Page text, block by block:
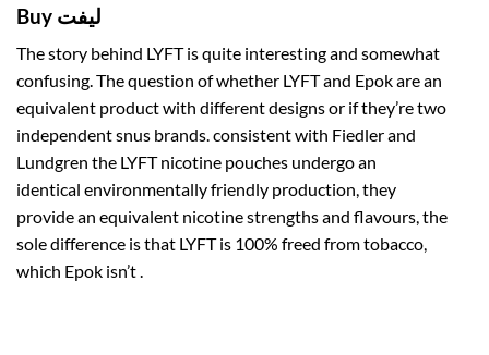
Buy ليفت
The story behind LYFTis quite interesting and somewhat
confusing. The question of whether LYFT and Epok arean
equivalent product with different designs or ifthey’retwo
independent snus brands.consistent with Fiedler and
Lundgren the LYFT nicotine pouches undergoan
identical environmentally friendly production,they
providean equivalent nicotine strengths and flavours,the
soledifference is that LYFT is 100% freed fromtobacco,
which Epok isn’t.